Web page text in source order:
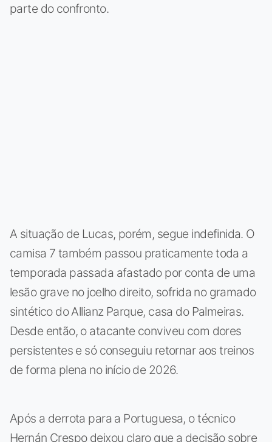
parte do confronto.
A situação de Lucas, porém, segue indefinida. O
camisa 7 também passou praticamente toda a
temporada passada afastado por conta de uma
lesão grave no joelho direito, sofrida no gramado
sintético do Allianz Parque, casa do Palmeiras.
Desde então, o atacante conviveu com dores
persistentes e só conseguiu retornar aos treinos
de forma plena no início de 2026.
Após a derrota para a Portuguesa, o técnico
Hernán Crespo deixou claro que a decisão sobre